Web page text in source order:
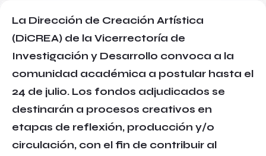
La Dirección de Creación Artística
(DiCREA) de la Vicerrectoría de
Investigación y Desarrollo convoca a la
comunidad académica a postular hasta el
24 de julio. Los fondos adjudicados se
destinarán a procesos creativos en
etapas de reflexión, producción y/o
circulación, con el fin de contribuir al